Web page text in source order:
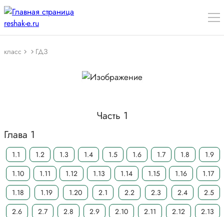
класс ГДЗ
Часть 1
Глава 1
1.1 1.2 1.3 1.4 1.5 1.6 1.7 1.8
1.9
1.10
1.11 1.12 1.13 1.14 1.15 1.16
1.17
1.18
1.19 1.20 2.1 2.2 2.3 2.4
2.5
2.6
2.7 2.8 2.9 2.10 2.11 2.12
2.13